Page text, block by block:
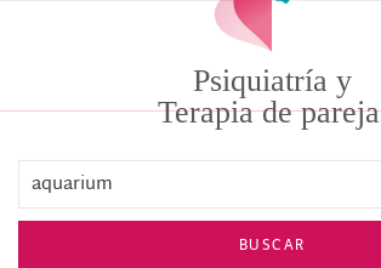
Skip to main contentPsiquiatría y
Terapia de pareja
BUSCAR